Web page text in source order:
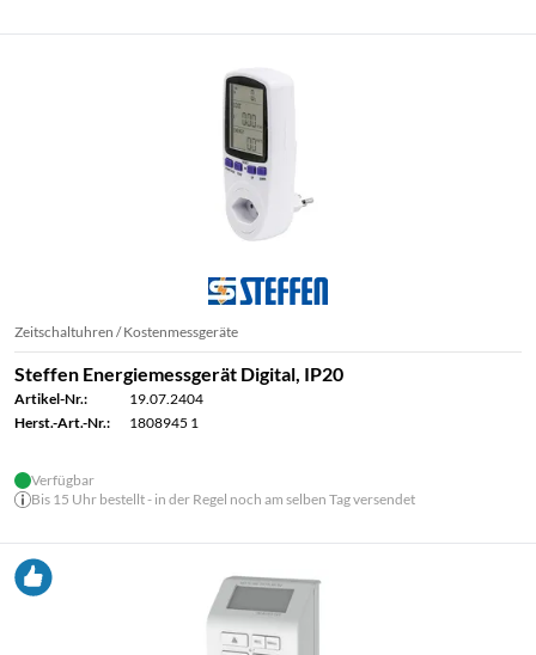
Zeitschaltuhren / Kostenmessgeräte
Steffen Energiemessgerät Digital, IP20
Artikel-Nr.:
19.07.2404
Herst.-Art.-Nr.:
1808945 1
Verfügbar
Bis 15 Uhr bestellt - in der Regel noch am selben Tag versendet